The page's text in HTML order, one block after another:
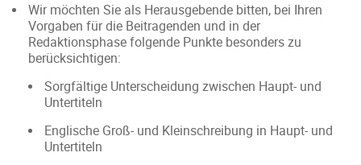
Wir möchten Sie als Herausgebende bitten, bei Ihren
Vorgaben für die Beitragenden und in der
Redaktionsphase folgende Punkte besonders zu
berücksichtigen:
Sorgfältige Unterscheidung zwischen Haupt- und
Untertiteln
Englische Groß- und Kleinschreibung in Haupt- und
Untertiteln